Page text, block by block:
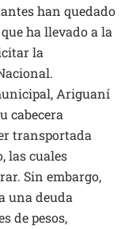
han quedado
ha llevado a la
la
Ariguaní
cabecera
transportada
las cuales
Sin embargo,
una deuda
de pesos,